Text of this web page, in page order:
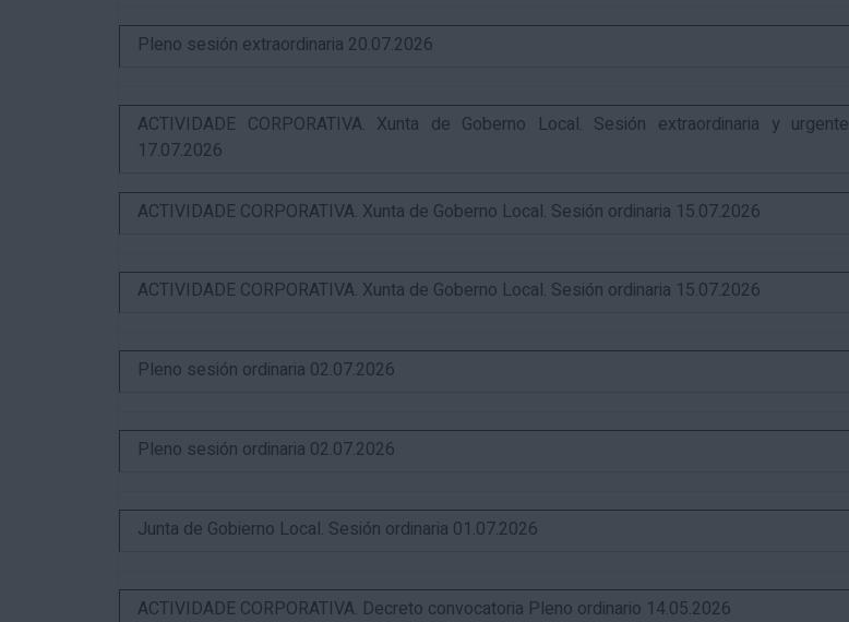
Pleno sesión extraordinaria 20.07.2026
ACTIVIDADE CORPORATIVA. Xunta de Goberno Local. Sesión extraordinaria y urgente
17.07.2026
ACTIVIDADE CORPORATIVA. Xunta de Goberno Local. Sesión ordinaria 15.07.2026
ACTIVIDADE CORPORATIVA. Xunta de Goberno Local. Sesión ordinaria 15.07.2026
Pleno sesión ordinaria 02.07.2026
Pleno sesión ordinaria 02.07.2026
Junta de Gobierno Local. Sesión ordinaria 01.07.2026
ACTIVIDADE CORPORATIVA. Decreto convocatoria Pleno ordinario 14.05.2026